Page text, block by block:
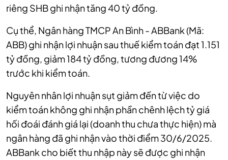
riêng SHB ghi nhận tăng 40 tỷ đồng.
Cụ thể, Ngân hàng TMCP An Bình - ABBank (Mã:
ABB) ghi nhận lợi nhuận sau thuế kiểm toán đạt 1.151
tỷ đồng, giảm 184 tỷ đồng, tương đương 14%
trước khi kiểm toán.
Nguyên nhân lợi nhuận sụt giảm đến từ việc do
kiểm toán không ghi nhận phần chênh lệch tỷ giá
hối đoái đánh giá lại (doanh thu chưa thực hiện) mà
ngân hàng đã ghi nhận vào thời điểm 30/6/2025.
ABBank cho biết thu nhập này sẽ được ghi nhận